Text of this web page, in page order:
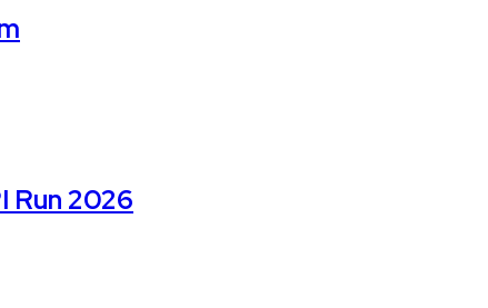
Run 2026